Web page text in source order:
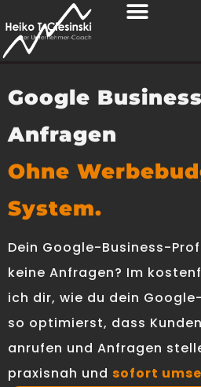
Google
Anfragen
Ohne
System.
Dein Google-Business-
keine Anfragen? Im
ich dir, wie du dein
so optimierst, dass
anrufen und Anfragen
praxisnah und sofort